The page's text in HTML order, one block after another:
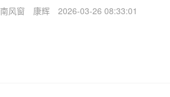
南风窗 康辉 2026-03-26 08:33:01